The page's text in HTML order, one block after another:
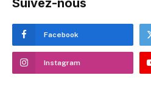
Suivez-nous
Facebook
Instagram